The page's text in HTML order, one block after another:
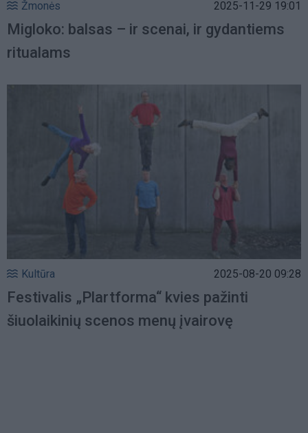
Žmonės 2025-11-29 19:01
Migloko: balsas – ir scenai, ir gydantiems
ritualams
Kultūra 2025-08-20 09:28
Festivalis „Plartforma“ kvies pažinti
šiuolaikinių scenos menų įvairovę